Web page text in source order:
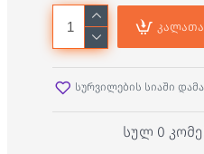
სულ 0
სურვილების სიაში